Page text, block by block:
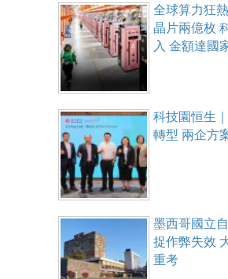
全球算力狂
晶片兩億枚
入 金額達國
科技園恒生
轉型 兩企方
墨西哥國立
捉作弊失效
重考